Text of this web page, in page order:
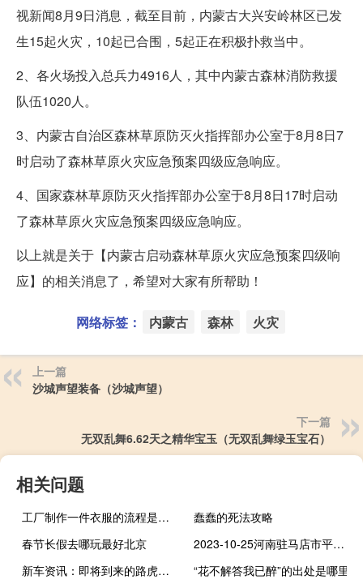
视新闻8月9日消息，截至目前，内蒙古大兴安岭林区已发
生15起火灾，10起已合围，5起正在积极扑救当中。
2、各火场投入总兵力4916人，其中内蒙古森林消防救援
队伍1020人。
3、内蒙古自治区森林草原防灭火指挥部办公室于8月8日7
时启动了森林草原火灾应急预案四级应急响应。
4、国家森林草原防灭火指挥部办公室于8月8日17时启动
了森林草原火灾应急预案四级应急响应。
以上就是关于【内蒙古启动森林草原火灾应急预案四级响
应】的相关消息了，希望对大家有所帮助！
网络标签： 内蒙古 森林 火灾
上一篇
沙城声望装备（沙城声望）
下一篇
无双乱舞6.62天之精华宝玉（无双乱舞绿玉宝石）
相关问题
工厂制作一件衣服的流程是怎么样的？如何设计爆款衣服？
蠢蠢的死法攻略
春节长假去哪玩最好北京
2023-10-25河南驻马店市平舆县(珊瑚菌)的报价是多少
新车资讯：即将到来的路虎揽胜运动跑车可能会收到全电动的变种
“花不解答我已醉”的出处是哪里